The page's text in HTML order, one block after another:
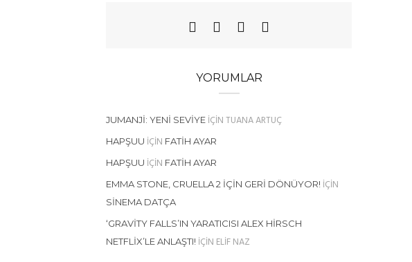
YORUMLAR
JUMANJI: YENI SEVIYE IÇINTUANA ARTUÇ
HAPŞUU IÇIN FATIH AYAR
HAPŞUU IÇIN FATIH AYAR
EMMA STONE, CRUELLA 2 İÇIN GERI DÖNÜYOR! IÇIN
SINEMA DATÇA
‘GRAVITY FALLS’IN YARATICISI ALEX HIRSCH
NETFLIX’LE ANLAŞTI! IÇIN ELIF NAZ